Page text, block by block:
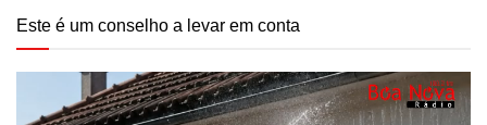
Este é um conselho a levar em conta